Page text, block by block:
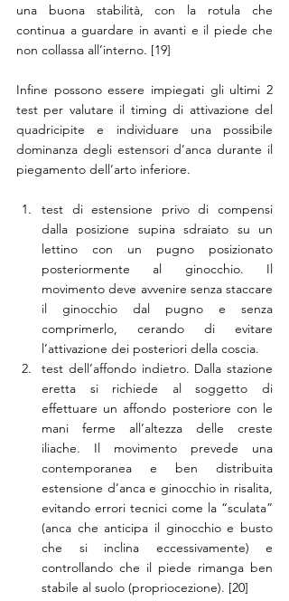
una buona stabilità, con la rotula che
continua a guardare in avanti e il piede che
non collassa all’interno. [19]
Infine possono essere impiegati gli ultimi 2
test per valutare il timing di attivazione del
quadricipite e individuare una possibile
dominanza degli estensori d’anca durante il
piegamento dell’arto inferiore.
test di estensione privo di compensi
dalla posizione supina sdraiato su un
lettino con un pugno posizionato
posteriormente al ginocchio. Il
movimento deve avvenire senza staccare
il ginocchio dal pugno e senza
comprimerlo, cerando di evitare
l’attivazione dei posteriori della coscia.
test dell’affondo indietro. Dalla stazione
eretta si richiede al soggetto di
effettuare un affondo posteriore con le
mani ferme all’altezza delle creste
iliache. Il movimento prevede una
contemporanea e ben distribuita
estensione d’anca e ginocchio in risalita,
evitando errori tecnici come la “sculata”
(anca che anticipa il ginocchio e busto
che si inclina eccessivamente) e
controllando che il piede rimanga ben
stabile al suolo (propriocezione). [20]